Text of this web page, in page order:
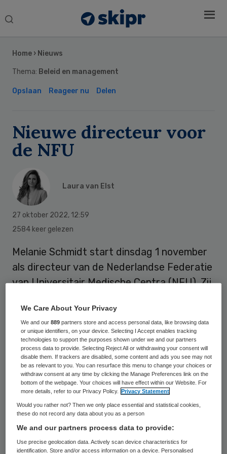
Search
Home › Nieuws
Thema: Beleid en management
Opslaan Reageer nu Delen
Nieuwe directeur voor
de NFU
Laura van Elst
27 oktober 2022, 12:59
2584 keer gelezen
Melanie Schmidt start dinsdag 1 november
als directeur van de Nederlandse Federatie
van Universitair Medische Centra (NFU). Zij
pensioengerechtigde leeftijd heeft bereikt.
Melanie Schmidt studeerde Cultuur,
Organisatie en Management aan de Vrije
Universiteit en Medische Microbiologie aan
de Hogeschool Alkmaar. Zij promoveerde op
de aanpak van sociaal-economische
gezondheidsverschillen aan Amsterdam
UMC/Universiteit van Amsterdam. Sinds
Sidebar
We Care About Your Privacy
We and our889 partners store and access personal data, like browsing data
or unique identifiers, on your device. Selecting I Accept enables tracking
technologies to support the purposes shown under we and our partners
process data to provide. Selecting Reject All or withdrawing your consent will
disable them. If trackers are disabled, some content and ads you see may not
be as relevant to you. You can resurface this menu to change your choices or
withdraw consent at any time by clicking the Manage Preferences link on the
bottom of the webpage. Your choices will have effect within our Website. For
more details, refer to our Privacy Policy.
Privacy Statement
Would you rather not? Then we only place essential and statistical cookies,
these do not record any data about you as a person
We and our partners process data to provide:
Use precise geolocation data. Actively scan device characteristics for
identification. Store and/or access information on a device. Personalised